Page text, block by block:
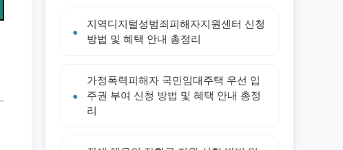
지역디지털성범죄피해자지원센터 신청
방법 및 혜택 안내 총정리
가정폭력피해자 국민임대주택 우선 입
주권 부여 신청 방법 및 혜택 안내 총정
리